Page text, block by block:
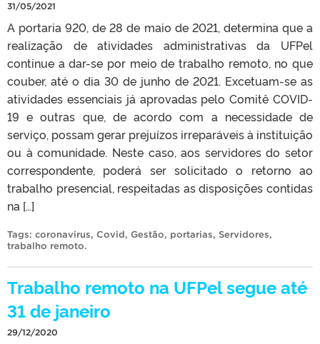
31/05/2021
A portaria 920, de 28 de maio de 2021, determina que a
realização de atividades administrativas da UFPel
continue a dar-se por meio de trabalho remoto, no que
couber, até o dia 30 de junho de 2021. Excetuam-se as
atividades essenciais já aprovadas pelo Comitê COVID-
19 e outras que, de acordo com a necessidade de
serviço, possam gerar prejuízos irreparáveis à instituição
ou à comunidade. Neste caso, aos servidores do setor
correspondente, poderá ser solicitado o retorno ao
trabalho presencial, respeitadas as disposições contidas
na […]
Tags: coronavirus, Covid, Gestão, portarias, Servidores,
trabalho remoto.
Trabalho remoto na UFPel segue até
31 de janeiro
29/12/2020